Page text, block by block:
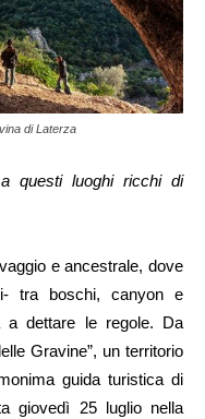
di Laterza
questi luoghi ricchi di
e ancestrale, dove
tra boschi, canyon e
a dettare le regole. Da
Gravine”, un territorio
guida turistica di
giovedì 25 luglio nella